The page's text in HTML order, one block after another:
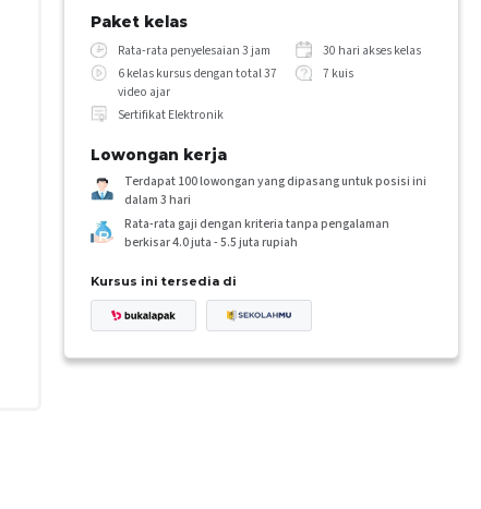
Paket kelas
Rata-rata penyelesaian 3 jam
30 hari akses kelas
6 kelas kursus dengan total 37
video ajar
7 kuis
Sertifikat Elektronik
Lowongan kerja
Terdapat 100 lowongan yang dipasang untuk posisi ini
dalam 3 hari
Rata-rata gaji dengan kriteria tanpa pengalaman
berkisar 4.0 juta - 5.5 juta rupiah
Kursus ini tersedia di